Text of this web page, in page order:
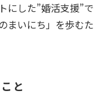
にした”婚活支援”で
まいにち」を歩むた
と